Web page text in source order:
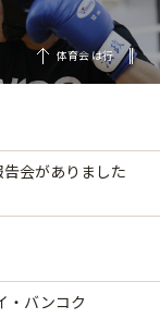
体育会 は行
会がありました
・バンコク